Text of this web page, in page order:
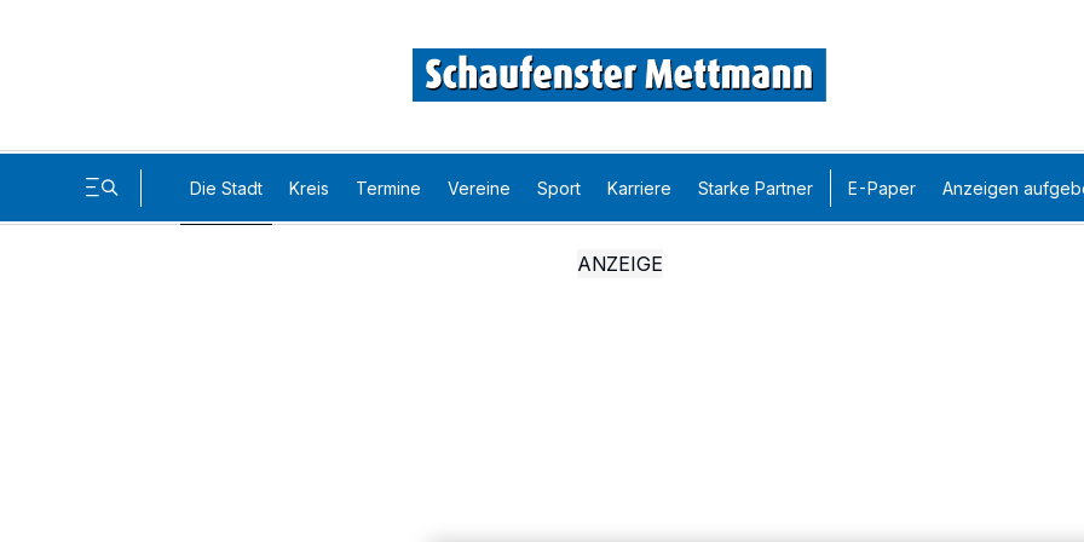
Die Stadt Kreis Termine Vereine Sport Karriere Starke Partner E-Paper Anzeigen